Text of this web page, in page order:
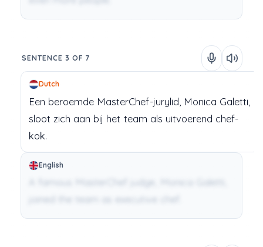
SENTENCE 3 OF 7
Dutch
Een beroemde MasterChef-jurylid, Monica Galetti,
sloot zich aan bij het team als uitvoerend chef-
kok.
English